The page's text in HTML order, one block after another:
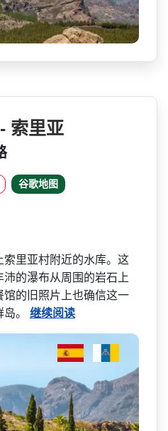
索里亚
谷歌地图
里­亚村附近的水库。这
的瀑布­从周围的岩石上
的旧照片上­也确信这一
。 继续阅读